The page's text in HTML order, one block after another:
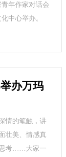
年作家对话会
中心举办。
办万玛
情的笔触，讲
壮美、情感真
思考……大家一